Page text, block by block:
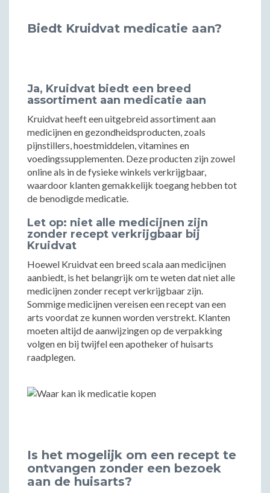
Biedt Kruidvat medicatie aan?
Ja, Kruidvat biedt een breed
assortiment aan medicatie aan
Kruidvat heeft een uitgebreid assortiment aan
medicijnen en gezondheidsproducten, zoals
pijnstillers, hoestmiddelen, vitamines en
voedingssupplementen. Deze producten zijn zowel
online als in de fysieke winkels verkrijgbaar,
waardoor klanten gemakkelijk toegang hebben tot
de benodigde medicatie.
Let op: niet alle medicijnen zijn
zonder recept verkrijgbaar bij
Kruidvat
Hoewel Kruidvat een breed scala aan medicijnen
aanbiedt, is het belangrijk om te weten dat niet alle
medicijnen zonder recept verkrijgbaar zijn.
Sommige medicijnen vereisen een recept van een
arts voordat ze kunnen worden verstrekt. Klanten
moeten altijd de aanwijzingen op de verpakking
volgen en bij twijfel een apotheker of huisarts
raadplegen.
Is het mogelijk om een recept te
ontvangen zonder een bezoek
aan de huisarts?